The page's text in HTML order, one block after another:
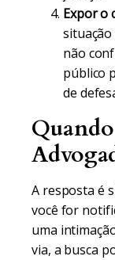
Expor o
situação
não
público
de
A resposta é
você for
uma
via, a busca